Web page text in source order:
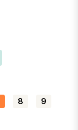
8
9